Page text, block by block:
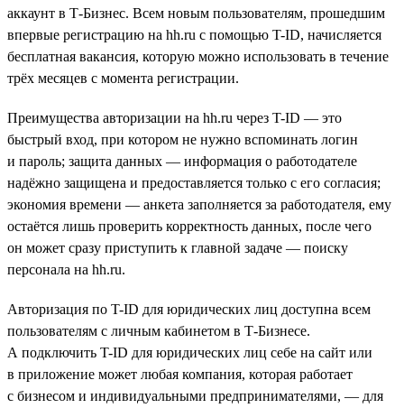
аккаунт в Т-Бизнес. Всем новым пользователям, прошедшим
впервые регистрацию на hh.ru с помощью T-ID, начисляется
бесплатная вакансия, которую можно использовать в течение
трёх месяцев с момента регистрации.
Преимущества авторизации на hh.ru через T-ID — это
быстрый вход, при котором не нужно вспоминать логин
и пароль; защита данных — информация о работодателе
надёжно защищена и предоставляется только с его согласия;
экономия времени — анкета заполняется за работодателя, ему
остаётся лишь проверить корректность данных, после чего
он может сразу приступить к главной задаче — поиску
персонала на hh.ru.
Авторизация по T-ID для юридических лиц доступна всем
пользователям с личным кабинетом в Т-Бизнесе.
А подключить T-ID для юридических лиц себе на сайт или
в приложение может любая компания, которая работает
с бизнесом и индивидуальными предпринимателями, — для